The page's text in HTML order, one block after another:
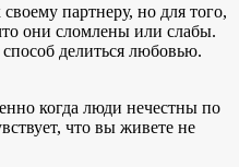
партнеру, но для того,
они сломлены или слабы.
делиться любовью.
когда люди нечестны по
что вы живете не